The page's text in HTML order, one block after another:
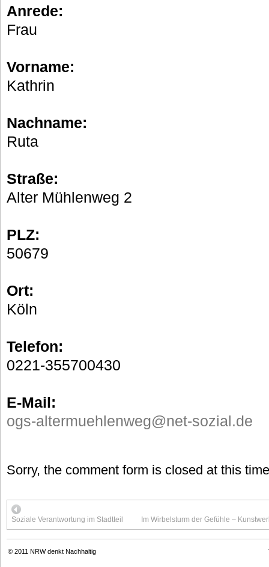
Anrede:
Frau
Vorname:
Kathrin
Nachname:
Ruta
Straße:
Alter Mühlenweg 2
PLZ:
50679
Ort:
Köln
Telefon:
0221-355700430
E-Mail:
ogs-altermuehlenweg@net-sozial.de
Sorry, the comment form is closed at this
Soziale Verantwortung im Stadtteil Im Wirbelsturm der Gefühle –
© 2011 NRW denkt Nachhaltig